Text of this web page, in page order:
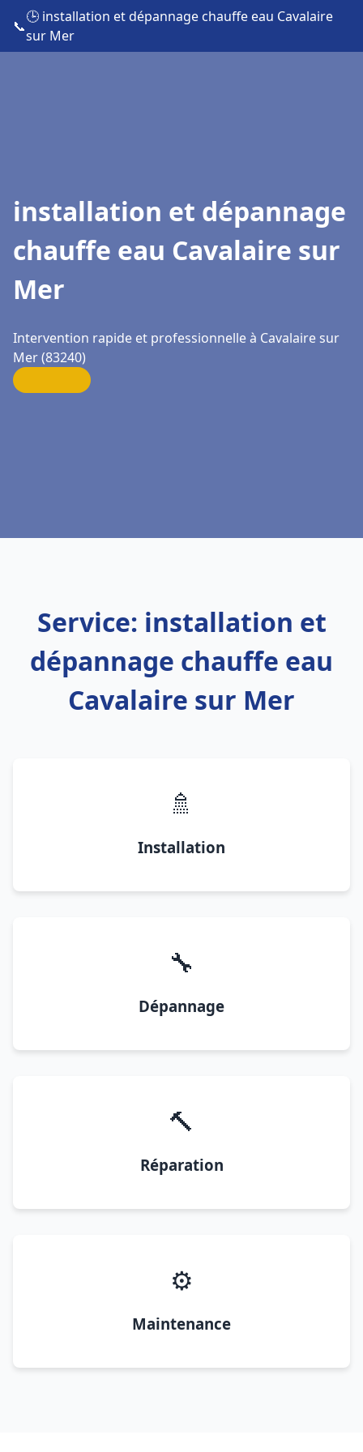
📞
🕒 installation et dépannage chauffe eau Cavalaire
sur Mer
installation et dépannage
chauffe eau Cavalaire sur
Mer
Intervention rapide et professionnelle à Cavalaire sur
Mer (83240)
Service: installation et
dépannage chauffe eau
Cavalaire sur Mer
🚿
Installation
🔧
Dépannage
🔨
Réparation
⚙️
Maintenance